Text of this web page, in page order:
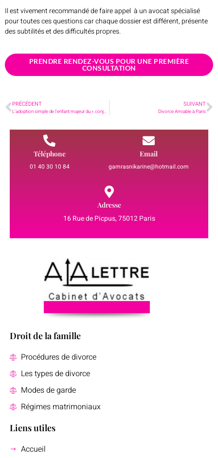
Il est vivement recommandé de faire appel à un avocat spécialisé
pour toutes ces questions car chaque dossier est différent, présente
des subtilités et des difficultés propres.
PRENDRE RENDEZ-VOUS POUR UNE PREMIÈRE
CONSULTATION
PRÉCÉDENT
L’adoption simple de l’enfant majeur du « conjoint » : conditions et modalités
SUIVANT
Divorce Amiable à Paris
Téléphone
01 40 30 10 84
Email
gamrasnikarine@hotmail.com
Adresse
16 Rue de Picpus, 75012 Paris
Droit de la famille
Procédures de divorce
Les types de divorce
Modes de garde
Régimes matrimoniaux
Liens utiles
Accueil